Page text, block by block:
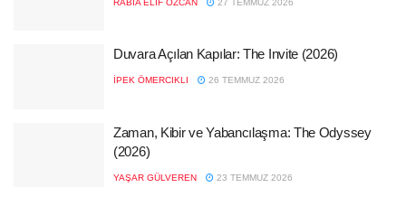
Duvara Açılan Kapılar: The Invite (2026)
İPEK ÖMERCIKLI 26 TEMMUZ 2026
Zaman, Kibir ve Yabancılaşma: The Odyssey
(2026)
YAŞAR GÜLVEREN 23 TEMMUZ 2026